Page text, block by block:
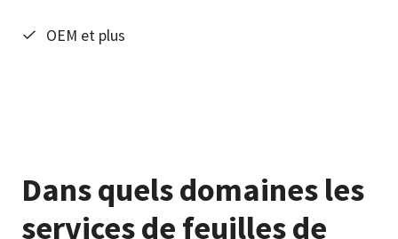
OEM et plus
Dans quels domaines les
services de feuilles de